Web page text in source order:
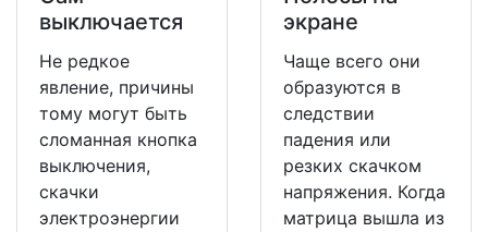
выключается
Не редкое
явление, причины
тому могут быть
сломанная кнопка
выключения,
скачки
электроэнергии
экране
Чаще всего они
образуются в
следствии
падения или
резких скачком
напряжения. Когда
матрица вышла из